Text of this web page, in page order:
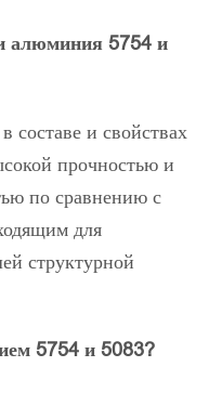
алюминия 5754 и
составе и свойствах
прочностью и
по сравнению с
для
структурной
5754 и 5083?